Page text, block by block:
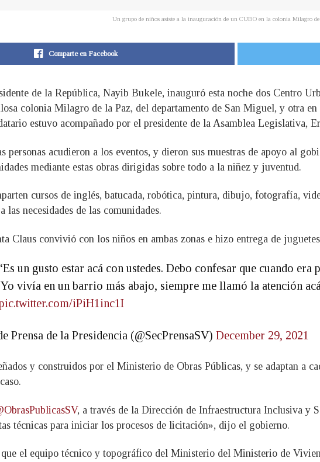
Un grupo de niños asiste a la inauguración de un CUBO en la colonia Milagro
Comparte en Facebook
de la República, Nayib Bukele, inauguró esta noche dos Centro
colonia Milagro de la Paz, del departamento de San Miguel, y otra
estuvo acompañado por el presidente de la Asamblea Legislativa,
personas acudieron a los eventos, y dieron sus muestras de apoyo al
mediante estas obras dirigidas sobre todo a la niñez y juventud.
cursos de inglés, batucada, robótica, pintura, dibujo, fotografía,
las necesidades de las comunidades.
Claus convivió con los niños en ambas zonas e hizo entrega de
un gusto estar acá con ustedes. Debo confesar que cuando
vivía en un barrio más abajo, siempre me llamó la atención
iPiH1inc1I
Prensa de la Presidencia (@SecPrensaSV) December 29, 2021
y construidos por el Ministerio de Obras Públicas, y se adaptan a
, a través de la Dirección de Infraestructura Inclusiva y
técnicas para iniciar los procesos de licitación», dijo el gobierno.
el equipo técnico y topográfico del Ministerio del Ministerio de